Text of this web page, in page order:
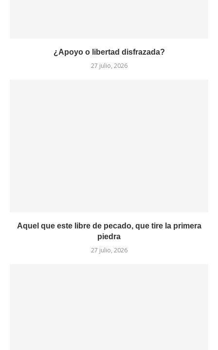
¿Apoyo o libertad disfrazada?
27 julio, 2026
Aquel que este libre de pecado, que tire la primera
piedra
27 julio, 2026